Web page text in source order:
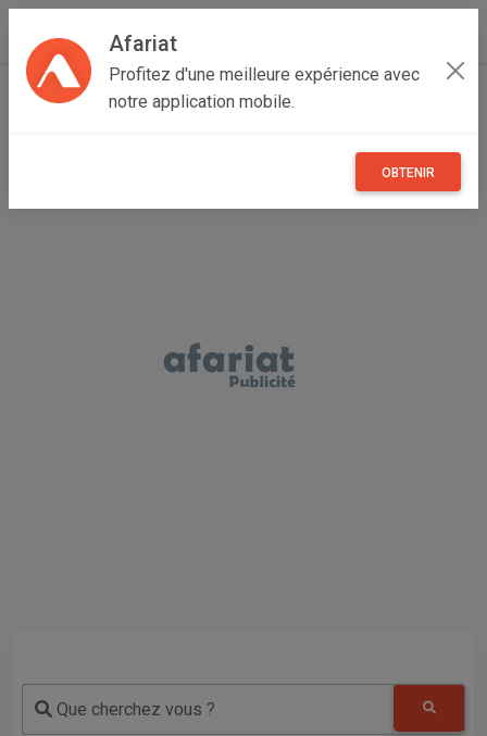
Afariat
Profitez d'une meilleure expérience avec
notre application mobile.
OBTENIR
Accueil Annonceur Ramzi
Que cherchez vous ?